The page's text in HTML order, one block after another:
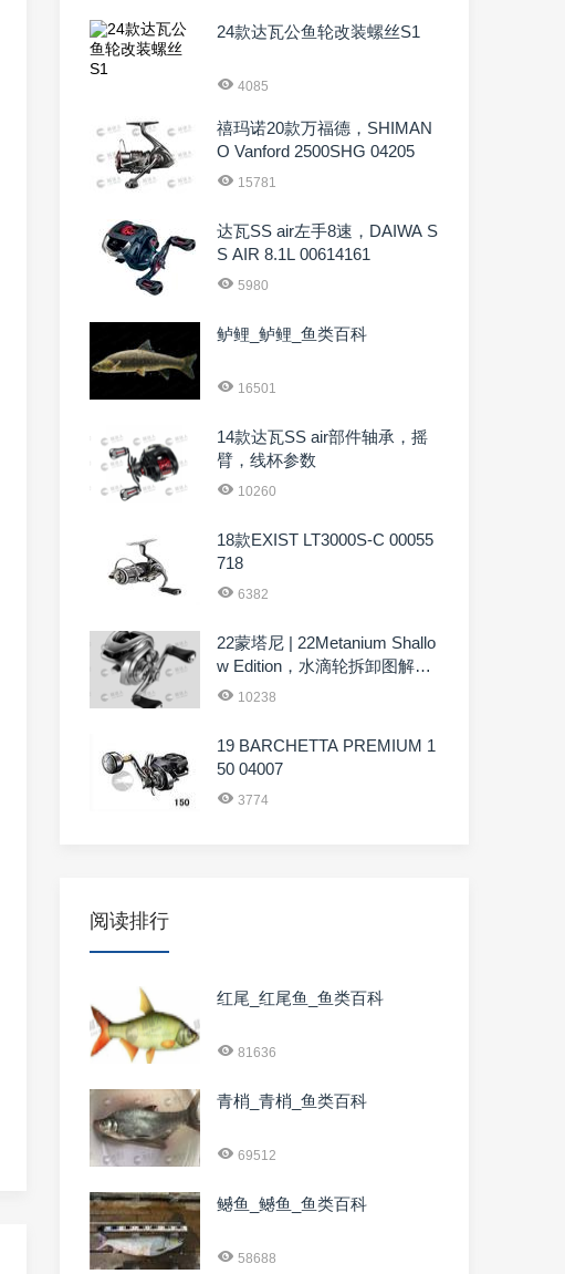
24款达瓦公鱼轮改装螺丝S1
4085
禧玛诺20款万福德，SHIMAN
O Vanford 2500SHG 04205
15781
达瓦SS air左手8速，DAIWA S
S AIR 8.1L 00614161
5980
鲈鲤_鲈鲤_鱼类百科
16501
14款达瓦SS air部件轴承，摇
臂，线杯参数
10260
18款EXIST LT3000S-C 00055
718
6382
22蒙塔尼 | 22Metanium Shallo
w Edition，水滴轮拆卸图解04
478510238
19 BARCHETTA PREMIUM 1
50 04007
3774
阅读排行
红尾_红尾鱼_鱼类百科
81636
青梢_青梢_鱼类百科
69512
鳡鱼_鳡鱼_鱼类百科
58688